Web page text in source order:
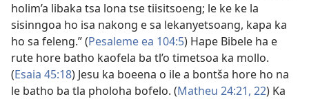
holim’a libaka tsa lona tse tiisitsoeng; le ke ke la
sisinngoa ho isa nakong e sa lekanyetsoang, kapa ka
ho sa feleng.” (Pesaleme ea 104:5) Hape Bibele ha e
rute hore batho kaofela ba tl’o timetsoa ka mollo.
(Esaia 45:18) Jesu ka boeena o ile a bontša hore ho na
le batho ba tla pholoha bofelo. (Matheu 24:21, 22) Ka